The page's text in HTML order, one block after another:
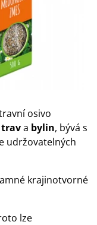
osivo
trava bylin, bývá s
udržovatelných
krajinotvorné
lze